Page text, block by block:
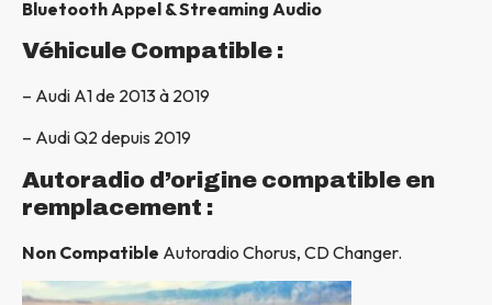
Bluetooth Appel & Streaming Audio
Véhicule Compatible :
– Audi A1 de 2013 à 2019
– Audi Q2 depuis 2019
Autoradio d’origine compatible en
remplacement :
Non Compatible Autoradio Chorus, CD Changer.